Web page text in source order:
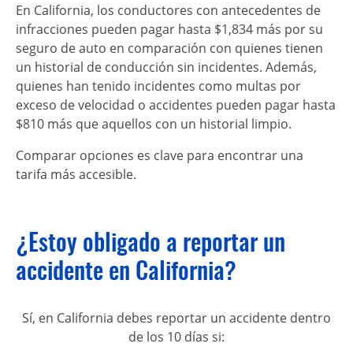
En California, los conductores con antecedentes de
infracciones pueden pagar hasta $1,834 más por su
seguro de auto en comparación con quienes tienen
un historial de conducción sin incidentes. Además,
quienes han tenido incidentes como multas por
exceso de velocidad o accidentes pueden pagar hasta
$810 más que aquellos con un historial limpio.
Comparar opciones es clave para encontrar una
tarifa más accesible.
¿Estoy obligado a reportar un
accidente en California?
Sí, en California debes reportar un accidente dentro
de los 10 días si: